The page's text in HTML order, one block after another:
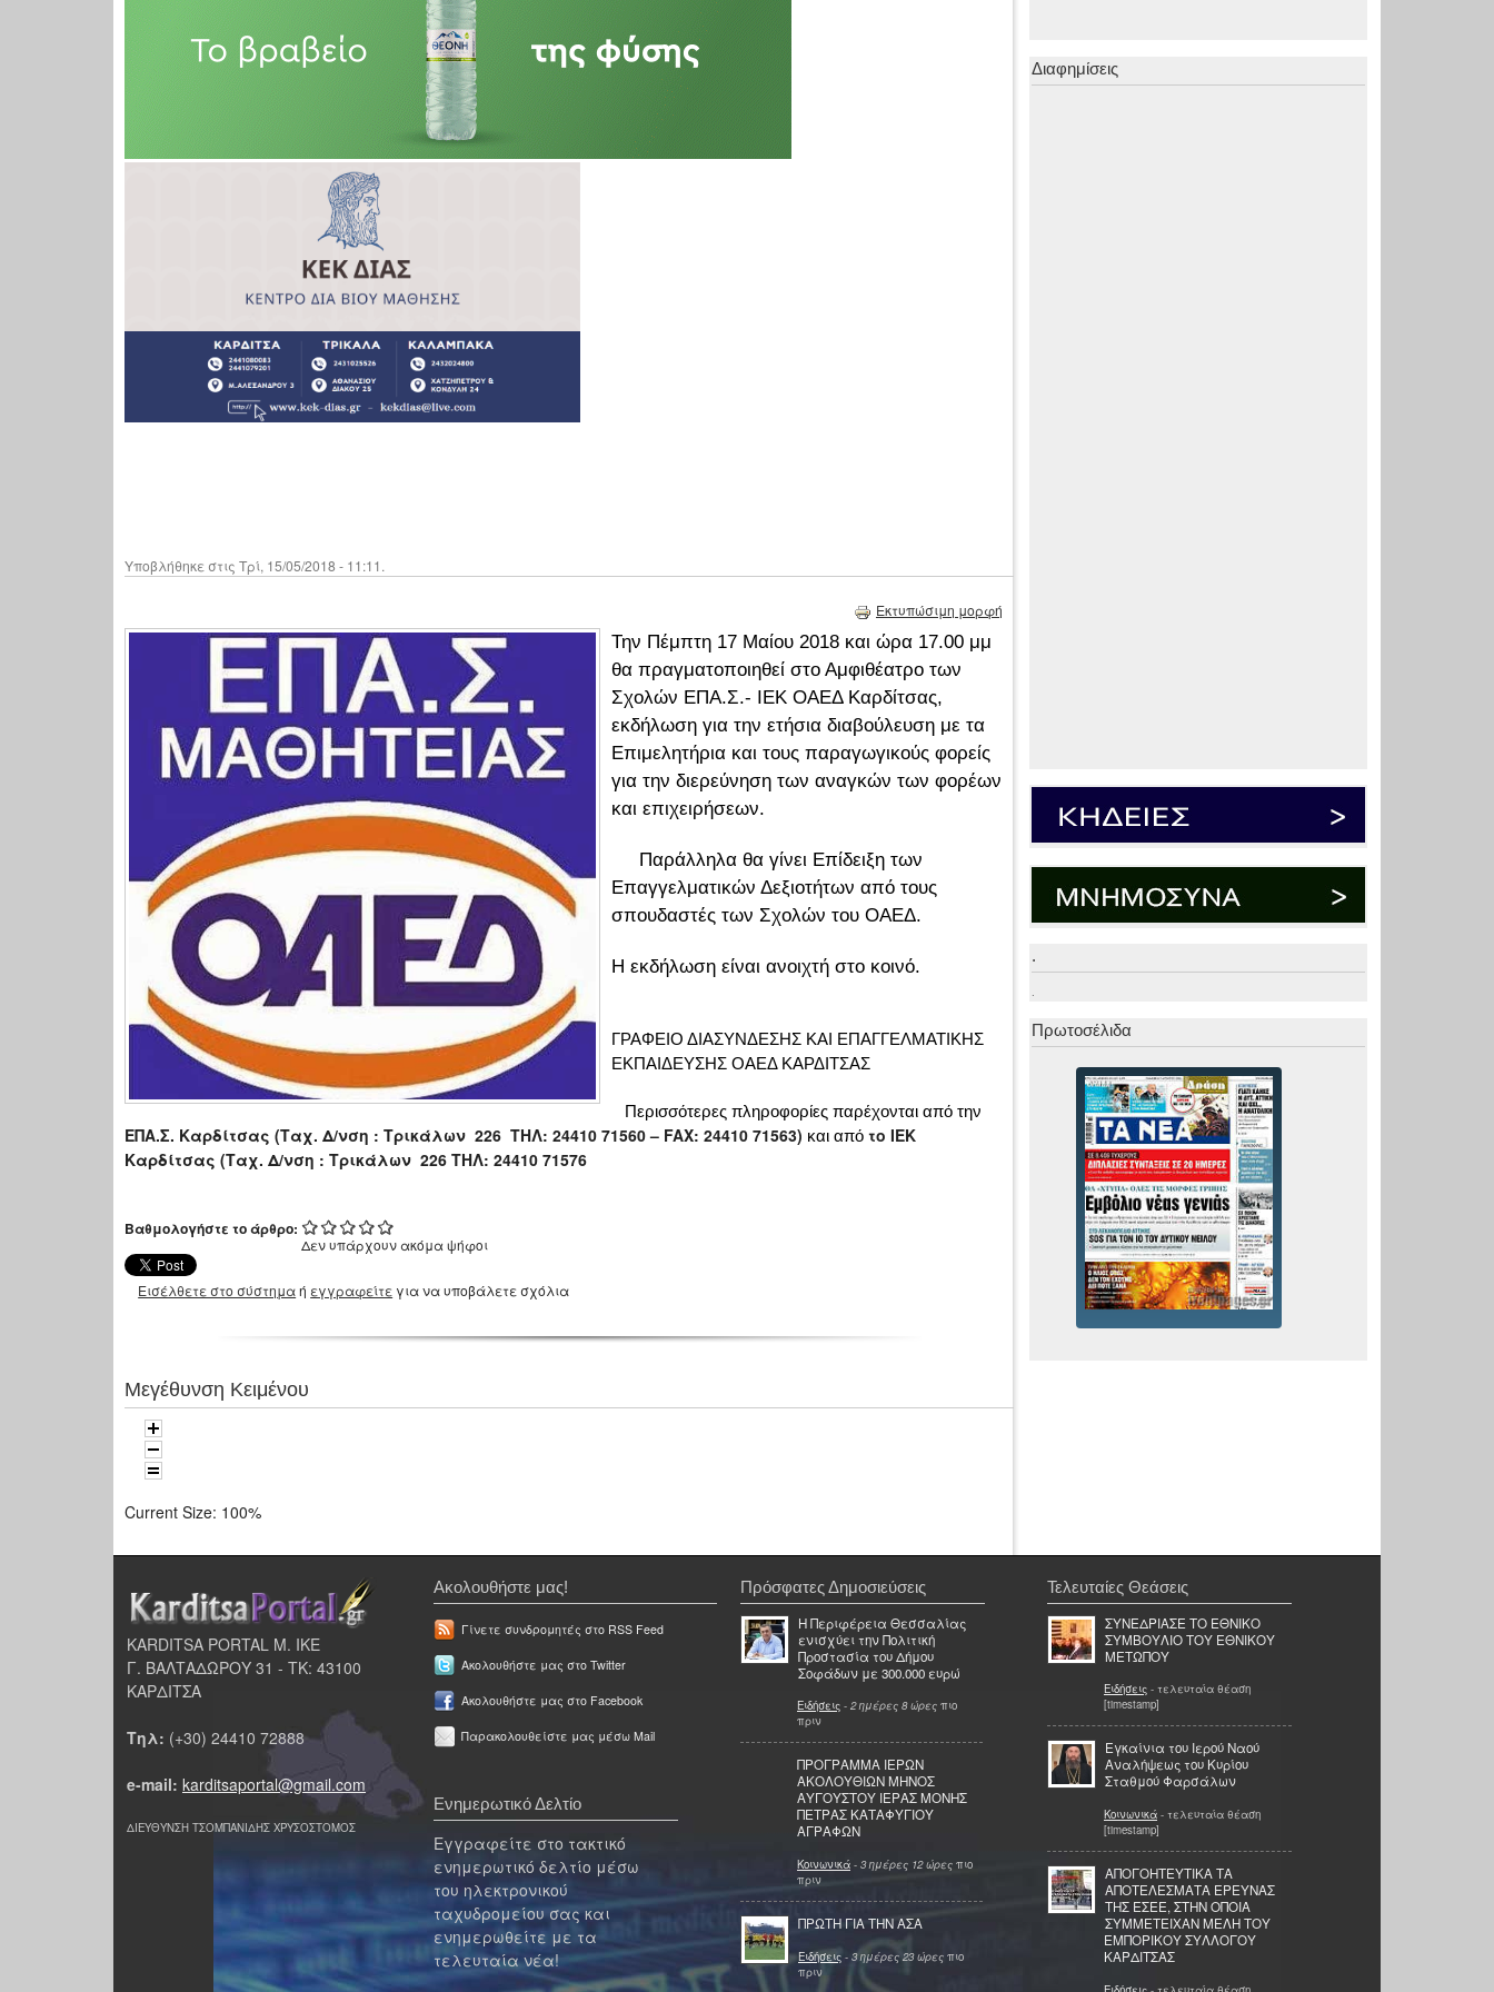
Υποβλήθηκε στις Τρί, 15/05/2018 - 11:11.
Εκτυπώσιμη μορφή
Την Πέμπτη 17 Μαίου 2018 και ώρα 17.00 μμ
θα πραγματοποιηθεί στο Αμφιθέατρο των
Σχολών ΕΠΑ.Σ.- ΙΕΚ ΟΑΕΔ Καρδίτσας,
εκδήλωση για την ετήσια διαβούλευση με τα
Επιμελητήρια και τους παραγωγικούς φορείς
για την διερεύνηση των αναγκών των φορέων
και επιχειρήσεων.
Παράλληλα θα γίνει Επίδειξη των
Επαγγελματικών Δεξιοτήτων από τους
σπουδαστές των Σχολών του ΟΑΕΔ.
Η εκδήλωση είναι ανοιχτή στο κοινό.
ΓΡΑΦΕΙΟ ΔΙΑΣΥΝΔΕΣΗΣ ΚΑΙ ΕΠΑΓΓΕΛΜΑΤΙΚΗΣ
ΕΚΠΑΙΔΕΥΣΗΣ ΟΑΕΔ ΚΑΡΔΙΤΣΑΣ
Περισσότερες πληροφορίες παρέχονται από την
ΕΠΑ.Σ. Καρδίτσας (Ταχ. Δ/νση : Τρικάλων 226 ΤΗΛ: 24410 71560 – FAX: 24410 71563) και από το ΙΕΚ
Καρδίτσας (Ταχ. Δ/νση : Τρικάλων 226 ΤΗΛ: 24410 71576
Βαθμολογήστε το άρθρο:
Δεν υπάρχουν ακόμα ψήφοι
Εισέλθετε στο σύστημαή εγγραφείτε για να υποβάλετε σχόλια
Μεγέθυνση Κειμένου
Current Size: 100%
Διαφημίσεις
.
.
Πρωτοσέλιδα
KARDITSA PORTAL Μ. ΙΚΕ
Γ. ΒΑΛΤΑΔΩΡΟΥ 31 - ΤΚ: 43100
ΚΑΡΔΙΤΣΑ
Τηλ: (+30) 24410 72888
e-mail: karditsaportal@gmail.com
ΔΙΕΥΘΥΝΣΗ ΤΣΟΜΠΑΝΙΔΗΣ ΧΡΥΣΟΣΤΟΜΟΣ
Ακολουθήστε μας!
Γίνετε συνδρομητές στο RSS Feed
Ακολουθήστε μας στο Twitter
Ακολουθήστε μας στο Facebook
Παρακολουθείστε μας μέσω Mail
Ενημερωτικό Δελτίο
Εγγραφείτε στο τακτικό
ενημερωτικό δελτίο μέσω
του ηλεκτρονικού
ταχυδρομείου σας και
ενημερωθείτε με τα
τελευταία νέα!
Πρόσφατες Δημοσιεύσεις
Η Περιφέρεια Θεσσαλίας
ενισχύει την Πολιτική
Προστασία του Δήμου
Σοφάδων με 300.000 ευρώ
Ειδήσεις - 2 ημέρες 8 ώρες πιο
πριν
ΠΡΟΓΡΑΜΜΑ ΙΕΡΩΝ
ΑΚΟΛΟΥΘΙΩΝ ΜΗΝΟΣ
ΑΥΓΟΥΣΤΟΥ ΙΕΡΑΣ ΜΟΝΗΣ
ΠΕΤΡΑΣ ΚΑΤΑΦΥΓΙΟΥ
ΑΓΡΑΦΩΝ
Κοινωνικά - 3 ημέρες 12 ώρες πιο
πριν
ΠΡΩΤΗ ΓΙΑ ΤΗΝ ΑΣΑ
Ειδήσεις - 3 ημέρες 23 ώρες πιο
πριν
Τελευταίες Θεάσεις
ΣΥΝΕΔΡΙΑΣΕ ΤΟ ΕΘΝΙΚΟ
ΣΥΜΒΟΥΛΙΟ ΤΟΥ ΕΘΝΙΚΟΥ
ΜΕΤΩΠΟΥ
Ειδήσεις - τελευταία θέαση
[timestamp]
Εγκαίνια του Ιερού Ναού
Αναλήψεως του Κυρίου
Σταθμού Φαρσάλων
Κοινωνικά - τελευταία θέαση
[timestamp]
ΑΠΟΓΟΗΤΕΥΤΙΚΑ ΤΑ
ΑΠΟΤΕΛΕΣΜΑΤΑ ΕΡΕΥΝΑΣ
ΤΗΣ ΕΣΕΕ, ΣΤΗΝ ΟΠΟΙΑ
ΣΥΜΜΕΤΕΙΧΑΝ ΜΕΛΗ ΤΟΥ
ΕΜΠΟΡΙΚΟΥ ΣΥΛΛΟΓΟΥ
ΚΑΡΔΙΤΣΑΣ